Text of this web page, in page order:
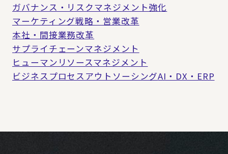
ガバナンス・リスクマネジメント強化
マーケティング戦略・営業改革
本社・間接業務改革
サプライチェーンマネジメント
ヒューマンリソースマネジメント
ビジネスプロセスアウトソーシングAI・DX・ERP